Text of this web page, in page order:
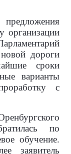
организации
дороги
сроки
варианты
с
по
обучение.
заявитель